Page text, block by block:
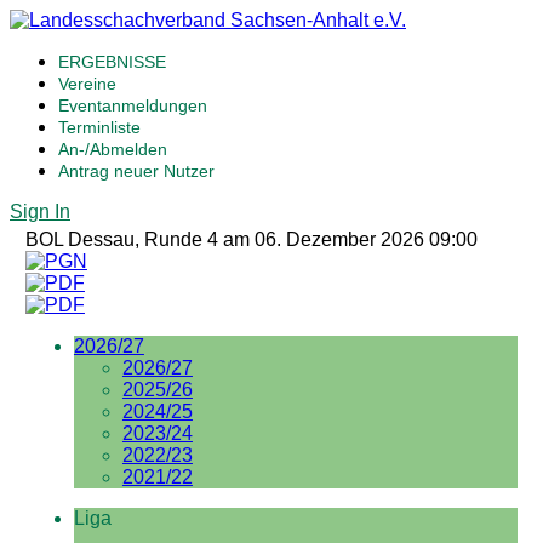
ERGEBNISSE
Vereine
Eventanmeldungen
Terminliste
An-/Abmelden
Antrag neuer Nutzer
Sign In
BOL Dessau, Runde 4 am 06. Dezember 2026 09:00
2026/27
2026/27
2025/26
2024/25
2023/24
2022/23
2021/22
Liga